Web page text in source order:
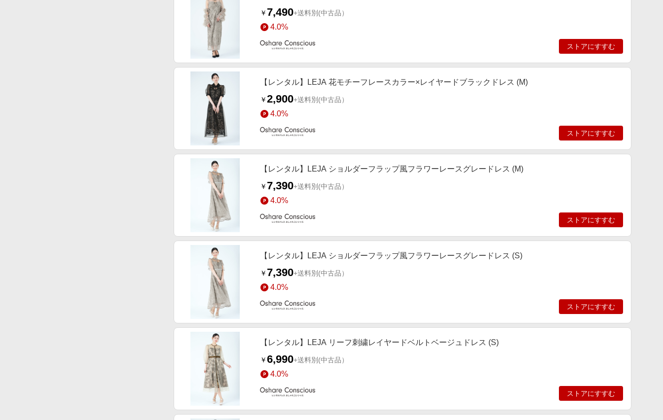
￥ 7,490+送料別(中古品）
4.0%
ストアにすすむ
【レンタル】LEJA 花モチーフレースカラー×レイヤードブラックドレス (M)
￥2,900+送料別(中古品）
4.0%
ストアにすすむ
【レンタル】LEJA ショルダーフラップ風フラワーレースグレードレス (M)
￥ 7,390+送料別(中古品）
4.0%
ストアにすすむ
【レンタル】LEJA ショルダーフラップ風フラワーレースグレードレス (S)
￥ 7,390+送料別(中古品）
4.0%
ストアにすすむ
【レンタル】LEJA リーフ刺繍レイヤードベルトベージュドレス (S)
￥6,990+送料別(中古品）
4.0%
ストアにすすむ